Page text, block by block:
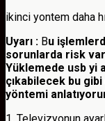
ikinci yontem daha
Uyarı : Bu
sorunlarda risk
Yüklemede usb yi
çıkabilecek bu
yöntemi